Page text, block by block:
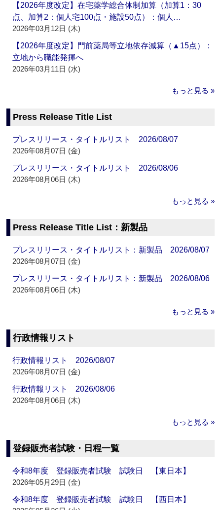
【2026年度改定】在宅薬学総合体制加算（加算1：30
点、加算2：個人宅100点・施設50点）：個人…
2026年03月12日 (木)
【2026年度改定】門前薬局等立地依存減算（▲15点）：
立地から職能発揮へ
2026年03月11日 (水)
もっと見る »
Press Release Title List
プレスリリース・タイトルリスト 2026/08/07
2026年08月07日 (金)
プレスリリース・タイトルリスト 2026/08/06
2026年08月06日 (木)
もっと見る »
Press Release Title List：新製品
プレスリリース・タイトルリスト：新製品 2026/08/07
2026年08月07日 (金)
プレスリリース・タイトルリスト：新製品 2026/08/06
2026年08月06日 (木)
もっと見る »
行政情報リスト
行政情報リスト 2026/08/07
2026年08月07日 (金)
行政情報リスト 2026/08/06
2026年08月06日 (木)
もっと見る »
登録販売者試験・日程一覧
令和8年度 登録販売者試験 試験日 【東日本】
2026年05月29日 (金)
令和8年度 登録販売者試験 試験日 【西日本】